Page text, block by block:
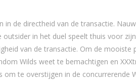
de directheid van de transactie.
in het duel speelt thuis voor
van de transactie. Om de mooiste
Wilds weet te bemachtigen en
te overstijgen in de concurrerende